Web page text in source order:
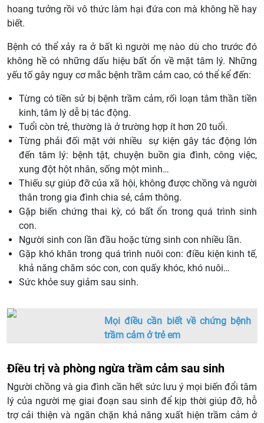
hoang tưởng rồi vô thức làm hại đứa con mà không hề hay
biết.
Bệnh có thể xảy ra ở bất kì người mẹ nào dù cho trước đó
không hề có những dấu hiệu bất ổn về mặt tâm lý. Những
yếu tố gây nguy cơ mắc bệnh trầm cảm cao, có thể kể đến:
Từng có tiền sử bị bệnh trầm cảm, rối loạn tâm thần tiền
kinh, tâm lý dễ bị tác động.
Tuổi còn trẻ, thường là ở trường hợp ít hơn 20 tuổi.
Từng phải đối mặt với nhiều sự kiện gây tác động lớn
đến tâm lý: bệnh tật, chuyện buồn gia đình, công việc,
xung đột hột nhân, sống một mình…
Thiếu sự giúp đỡ của xã hội, không được chồng và người
thân trong gia đình chia sẻ, cảm thông.
Gặp biến chứng thai kỳ, có bất ổn trong quá trình sinh
con.
Người sinh con lần đầu hoặc từng sinh con nhiều lần.
Gặp khó khăn trong quá trình nuôi con: điều kiện kinh tế,
khả năng chăm sóc con, con quấy khóc, khó nuôi…
Sức khỏe suy giảm sau sinh.
Mọi điều cần biết về chứng bệnh
trầm cảm ở trẻ em
Điều trị và phòng ngừa trầm cảm sau sinh
Người chồng và gia đình cần hết sức lưu ý mọi biến đổi tâm
lý của người mẹ giai đoạn sau sinh để kịp thời giúp đỡ, hỗ
trợ cải thiện và ngăn chặn khả năng xuất hiện trầm cảm ở